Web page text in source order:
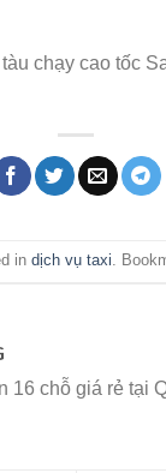
chạy cao tốc
indịch vụ taxi.
16 chỗ giá rẻ tại